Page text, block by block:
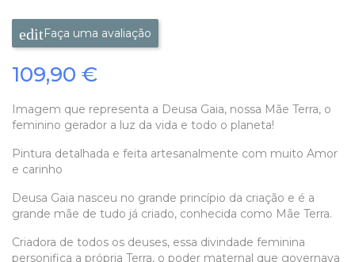
Faça uma avaliação
109,90 €
Imagem que representa a Deusa Gaia, nossa Mãe Terra, o
feminino gerador a luz da vida e todo o planeta!
Pintura detalhada e feita artesanalmente com muito Amor
e carinho
Deusa Gaia nasceu no grande princípio da criação e é a
grande mãe de tudo já criado, conhecida como Mãe Terra.
Criadora de todos os deuses, essa divindade feminina
personifica a própria Terra, o poder maternal que governava